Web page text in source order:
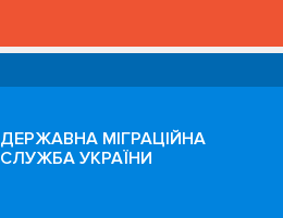
ДЕРЖАВНА МІГРАЦІЙНА
СЛУЖБА УКРАЇНИ